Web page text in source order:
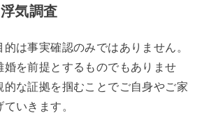
気調査
は事実確認のみではありません。
婚を前提とするものでもありませ
的な証拠を掴むことでご自身やご家
いきます。